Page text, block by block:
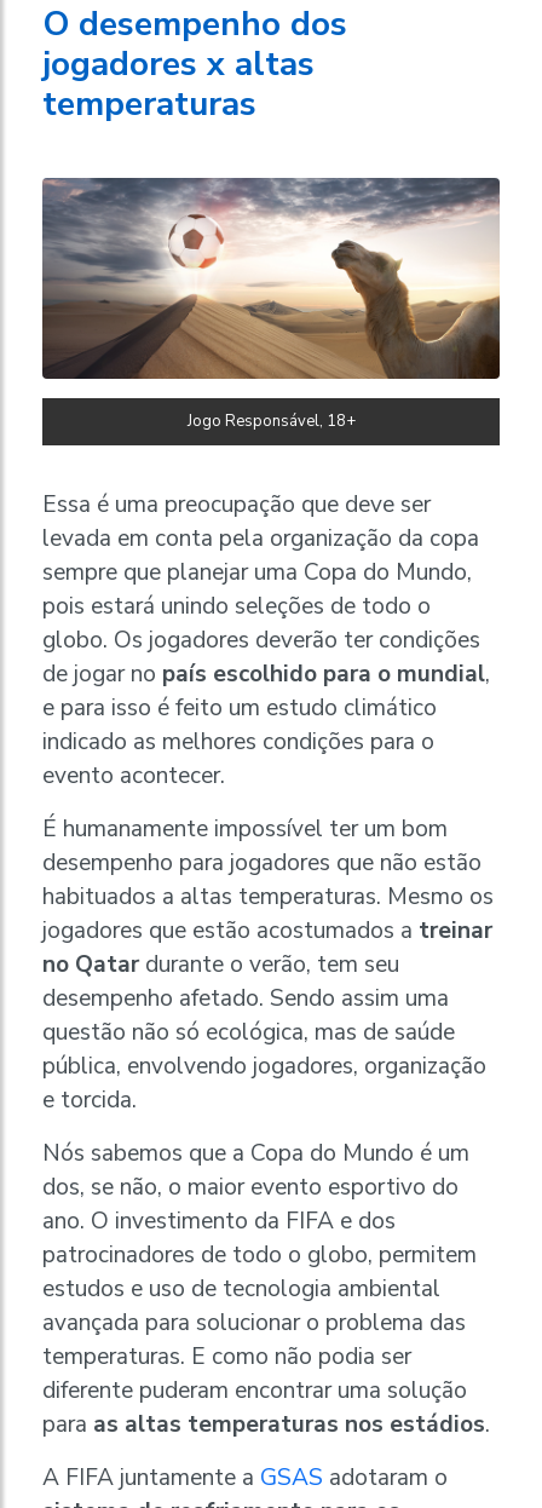
O desempenho dos
jogadores x altas
temperaturas
Jogo Responsável, 18+
Essa é uma preocupação que deve ser
levada em conta pela organização da copa
sempre que planejar uma Copa do Mundo,
pois estará unindo seleções de todo o
globo. Os jogadores deverão ter condições
de jogar no país escolhido para o mundial,
e para isso é feito um estudo climático
indicado as melhores condições para o
evento acontecer.
É humanamente impossível ter um bom
desempenho para jogadores que não estão
habituados a altas temperaturas. Mesmo os
jogadores que estão acostumados a treinar
no Qatardurante o verão, tem seu
desempenho afetado. Sendo assim uma
questão não só ecológica, mas de saúde
pública, envolvendo jogadores, organização
e torcida.
Nós sabemos que a Copa do Mundo é um
dos, se não, o maior evento esportivo do
ano. O investimento da FIFA e dos
patrocinadores de todo o globo, permitem
estudos e uso de tecnologia ambiental
avançada para solucionar o problema das
temperaturas. E como não podia ser
diferente puderam encontrar uma solução
para as altas temperaturas nos estádios.
A FIFA juntamente a GSAS adotaram o